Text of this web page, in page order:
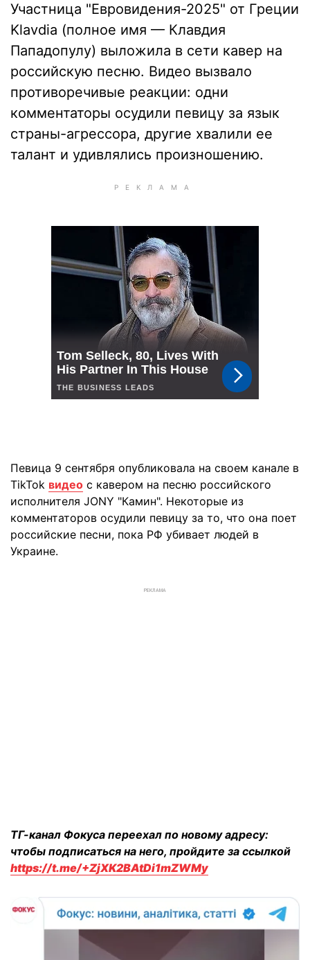
Участница "Евровидения-2025" от Греции
Klavdia (полное имя — Клавдия
Пападопулу) выложила в сети кавер на
российскую песню. Видео вызвало
противоречивые реакции: одни
комментаторы осудили певицу за язык
страны-агрессора, другие хвалили ее
талант и удивлялись произношению.
Певица 9 сентября опубликовала на своем канале в
TikTok видео с кавером на песню российского
исполнителя JONY "Камин". Некоторые из
комментаторов осудили певицу за то, что она поет
российские песни, пока РФ убивает людей в
Украине.
РЕКЛАМА
ТГ-канал Фокуса переехал по новому адресу:
чтобы подписаться на него, пройдите за ссылкой
https://t.me/+ZjXK2BAtDi1mZWMy